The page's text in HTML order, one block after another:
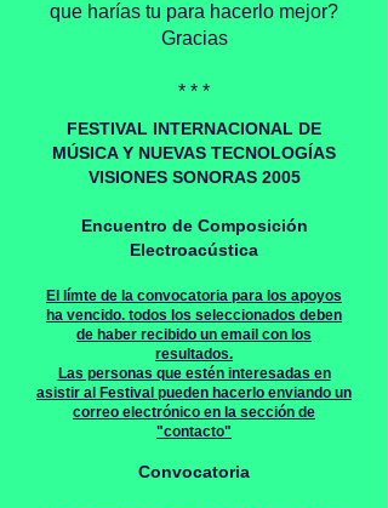
que harías tu para hacerlo mejor?
Gracias
* * *
FESTIVAL INTERNACIONAL DE
MÚSICA Y NUEVAS TECNOLOGÍAS
VISIONES SONORAS 2005
Encuentro de Composición
Electroacústica
El límte de la convocatoria para los apoyos
ha vencido. todos los seleccionados deben
de haber recibido un email con los
resultados.
Las personas que estén interesadas en
asistir al Festival pueden hacerlo enviando un
correo electrónico en la sección de
"contacto"
Convocatoria